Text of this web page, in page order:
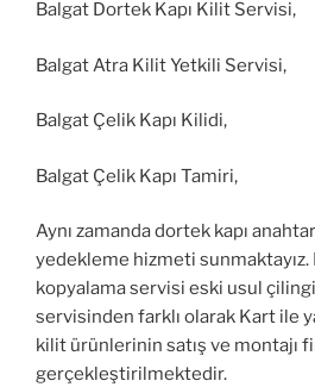
Balgat Dortek Kapı Kilit Servisi,
Balgat Atra Kilit Yetkili Servisi,
Balgat Çelik Kapı Kilidi,
Balgat Çelik Kapı Tamiri,
Aynı zamanda dortek kapı
yedekleme hizmeti
kopyalama servisi eski usul
servisinden farklı olarak Kart ile
kilit ürünlerinin satış ve montajı
gerçekleştirilmektedir.